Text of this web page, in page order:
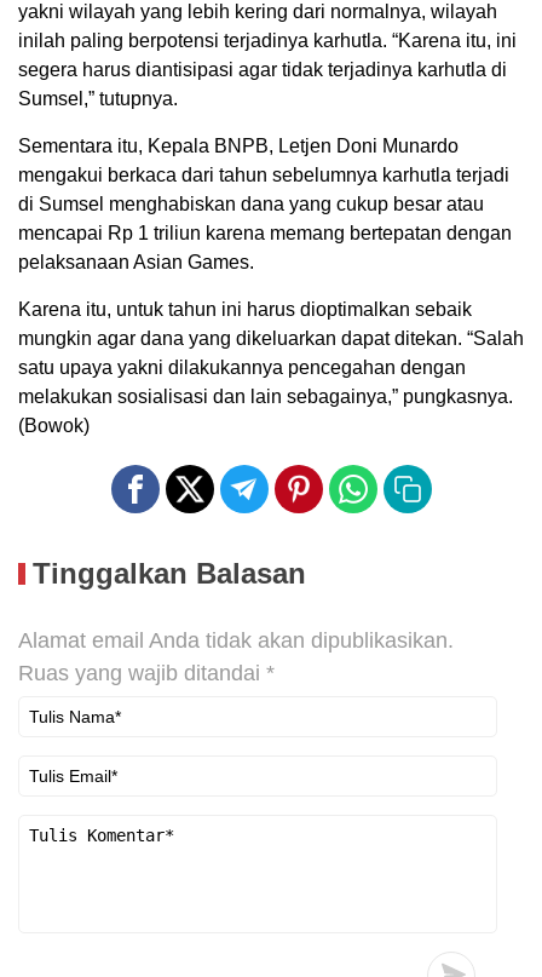
yakni wilayah yang lebih kering dari normalnya, wilayah
inilah paling berpotensi terjadinya karhutla. “Karena itu, ini
segera harus diantisipasi agar tidak terjadinya karhutla di
Sumsel,” tutupnya.
Sementara itu, Kepala BNPB, Letjen Doni Munardo
mengakui berkaca dari tahun sebelumnya karhutla terjadi
di Sumsel menghabiskan dana yang cukup besar atau
mencapai Rp 1 triliun karena memang bertepatan dengan
pelaksanaan Asian Games.
Karena itu, untuk tahun ini harus dioptimalkan sebaik
mungkin agar dana yang dikeluarkan dapat ditekan. “Salah
satu upaya yakni dilakukannya pencegahan dengan
melakukan sosialisasi dan lain sebagainya,” pungkasnya.
(Bowok)
Tinggalkan Balasan
Alamat email Anda tidak akan dipublikasikan.
Ruas yang wajib ditandai *